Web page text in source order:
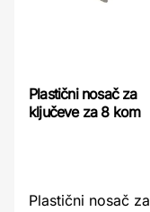
Plastični nosač za
ključeve za 8 kom
Plastični nosač za